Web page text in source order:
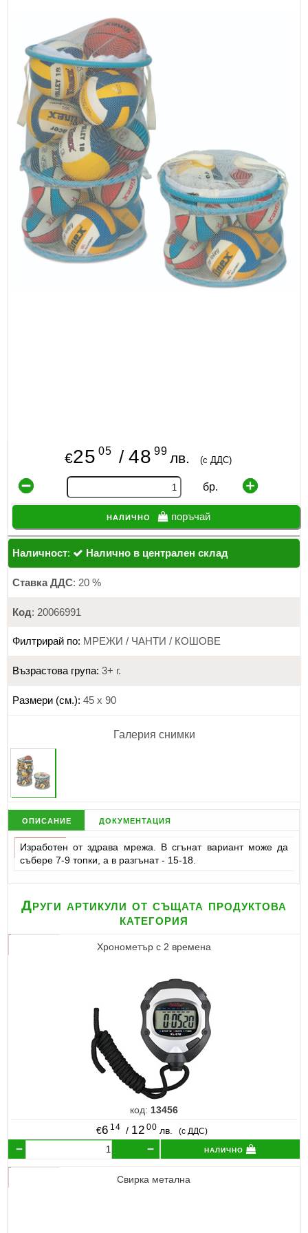
ИЗКУСТВА
СПОРТ
МЕБЕЛИ И ОБОРУДВАНЕ
КАНЦЕЛАРСКИ МАТЕРИАЛИ
КНИГИ И УЧЕБНИЦИ
БДП
НОВИ
ПРОМОЦИИ
S.T.E.M.
ИНСТРУМЕНТИ
€25 05 /48 99 лв. (с ДДС)
бр.
налично поръчай
Наличност: Налично в централен склад
Ставка ДДС: 20 %
Код: 20066991
Филтрирай по: МРЕЖИ / ЧАНТИ / КОШОВЕ
Възрастова група: 3+ г.
Размери (см.): 45 х 90
Галерия снимки
описание документация
Изработен от здрава мрежа. В сгънат вариант може да
събере 7-9 топки, а в разгънат - 15-18.
Други артикули от същата продуктова
категория
Хронометър с 2 времена
код: 13456
€6 14 / 12 00 лв. (с ДДС)
налично
Свирка метална